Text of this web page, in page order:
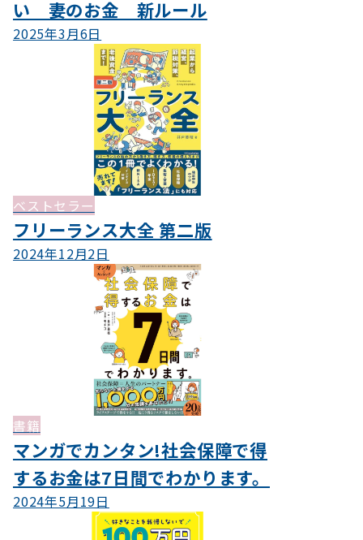
い 妻のお金 新ルール
2025年3月6日
ベストセラー
フリーランス大全 第二版
2024年12月2日
書籍
マンガでカンタン!社会保障で得
するお金は7日間でわかります。
2024年5月19日